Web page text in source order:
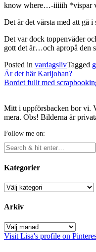
know where…-iiiiih *vispar
Det är det värsta med att gå
Det var dock toppenväder
gott det är…och apropå den
Posted in vardagslivTagged
Post
navigation
Är det här Karljohan?
Bordet fullt med
Mitt i uppförsbacken bor vi.
mera. Obs! Bilderna är
Follow me on:
Kategorier
Kategorier
Arkiv
Arkiv
Visit Lisa's profile on